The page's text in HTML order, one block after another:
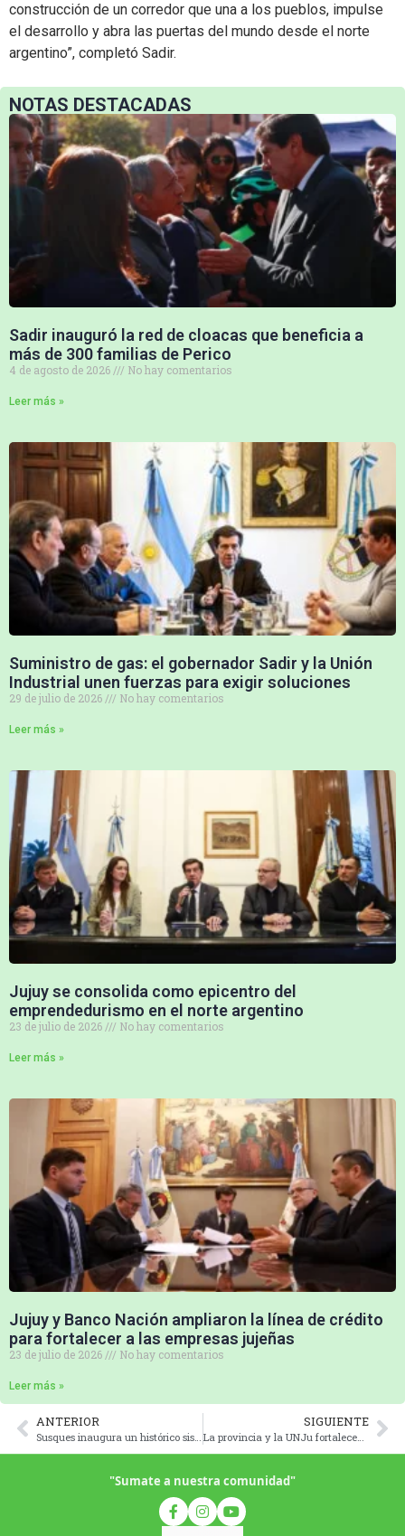
NOTAS DESTACADAS
Sadir inauguró la red de cloacas que beneficia a
más de 300 familias de Perico
4 de agosto de 2026 No hay comentarios
Leer más »
Suministro de gas: el gobernador Sadir y la Unión
Industrial unen fuerzas para exigir soluciones
29 de julio de 2026 No hay comentarios
Leer más »
Jujuy se consolida como epicentro del
emprendedurismo en el norte argentino
23 de julio de 2026 No hay comentarios
Leer más »
Jujuy y Banco Nación ampliaron la línea de crédito
para fortalecer a las empresas jujeñas
23 de julio de 2026 No hay comentarios
Leer más »
construcción de un corredor que una a los pueblos, impulse
el desarrollo y abra las puertas del mundo desde el norte
argentino”, completó Sadir.
ANTERIOR SIGUIENTE
La provincia y la UNJu fortalecen vínculos para impulsar la innovación y la producción
"Sumate a nuestra comunidad"